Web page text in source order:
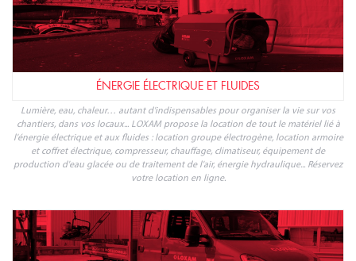
ÉNERGIE ÉLECTRIQUE ET FLUIDES
Lumière, eau, chaleur… autant d'indispensables pour organiser la vie sur vos
chantiers, dans vos locaux... LOXAM propose la location de tout le matériel lié à
l'énergie électrique et aux fluides : location groupe électrogène, location armoire
et coffret électrique, compresseur, chauffage, climatiseur, équipement de
production d'eau glacée ou de traitement de l'air, énergie hydraulique... Réservez
votre location en ligne.